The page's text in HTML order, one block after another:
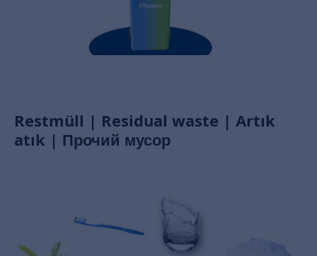
Restmüll | Residual waste | Artık
atık | Прочий мусор